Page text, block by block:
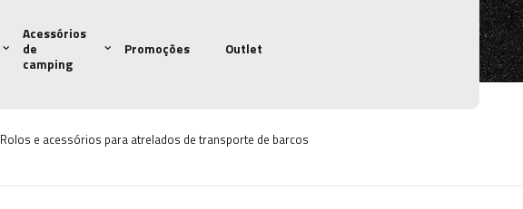
Acessórios
de
camping
Promoções Outlet
Rolos e acessórios para atrelados de transporte de barcos